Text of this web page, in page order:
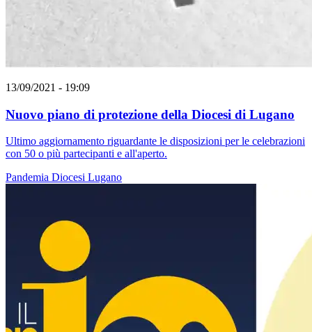
13/09/2021 - 19:09
Nuovo piano di protezione della Diocesi di Lugano
Ultimo aggiornamento riguardante le disposizioni per le celebrazioni
con 50 o più partecipanti e all'aperto.
Pandemia Diocesi Lugano